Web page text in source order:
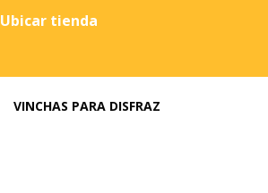
Ubicar tienda
VINCHAS PARA DISFRAZ